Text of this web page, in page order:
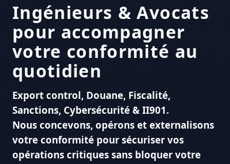
Ingénieurs & Avocats
pour accompagner
votre conformité au
quotidien
Export control, Douane, Fiscalité,
Sanctions, Cybersécurité & II901.
Nous concevons, opérons et externalisons
votre conformité pour sécuriser vos
opérations critiques sans bloquer votre